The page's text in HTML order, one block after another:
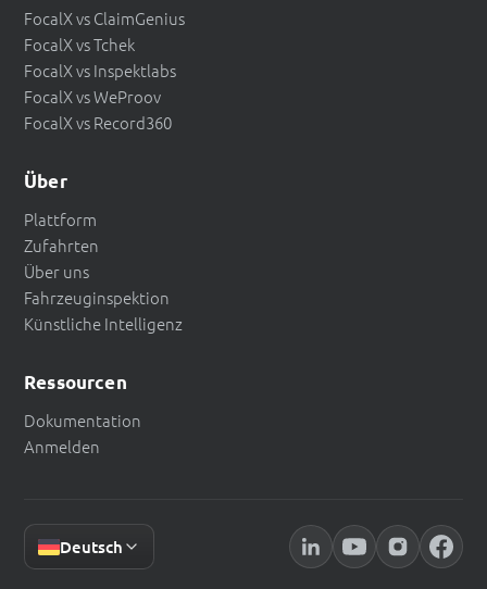
FocalX vs ClaimGenius
FocalX vs Tchek
FocalX vs Inspektlabs
FocalX vs WeProov
FocalX vs Record360
Über
Plattform
Zufahrten
Über uns
Fahrzeuginspektion
Künstliche Intelligenz
Ressourcen
Dokumentation
Anmelden
Deutsch